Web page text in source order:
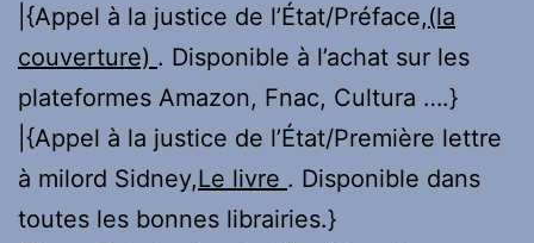
|{Appel à la justice de l’État/Préface,(la
couverture) . Disponible à l’achat sur les
plateformes Amazon, Fnac, Cultura ….}
|{Appel à la justice de l’État/Première lettre
à milord Sidney,Le livre . Disponible dans
toutes les bonnes librairies.}